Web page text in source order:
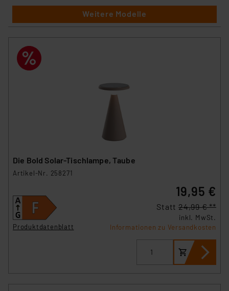
Weitere Modelle
Die Bold Solar-Tischlampe, Taube
Artikel-Nr. 258271
Produktdatenblatt
19,95 €
Statt 24,99 € **
inkl. MwSt.
Informationen zu Versandkosten